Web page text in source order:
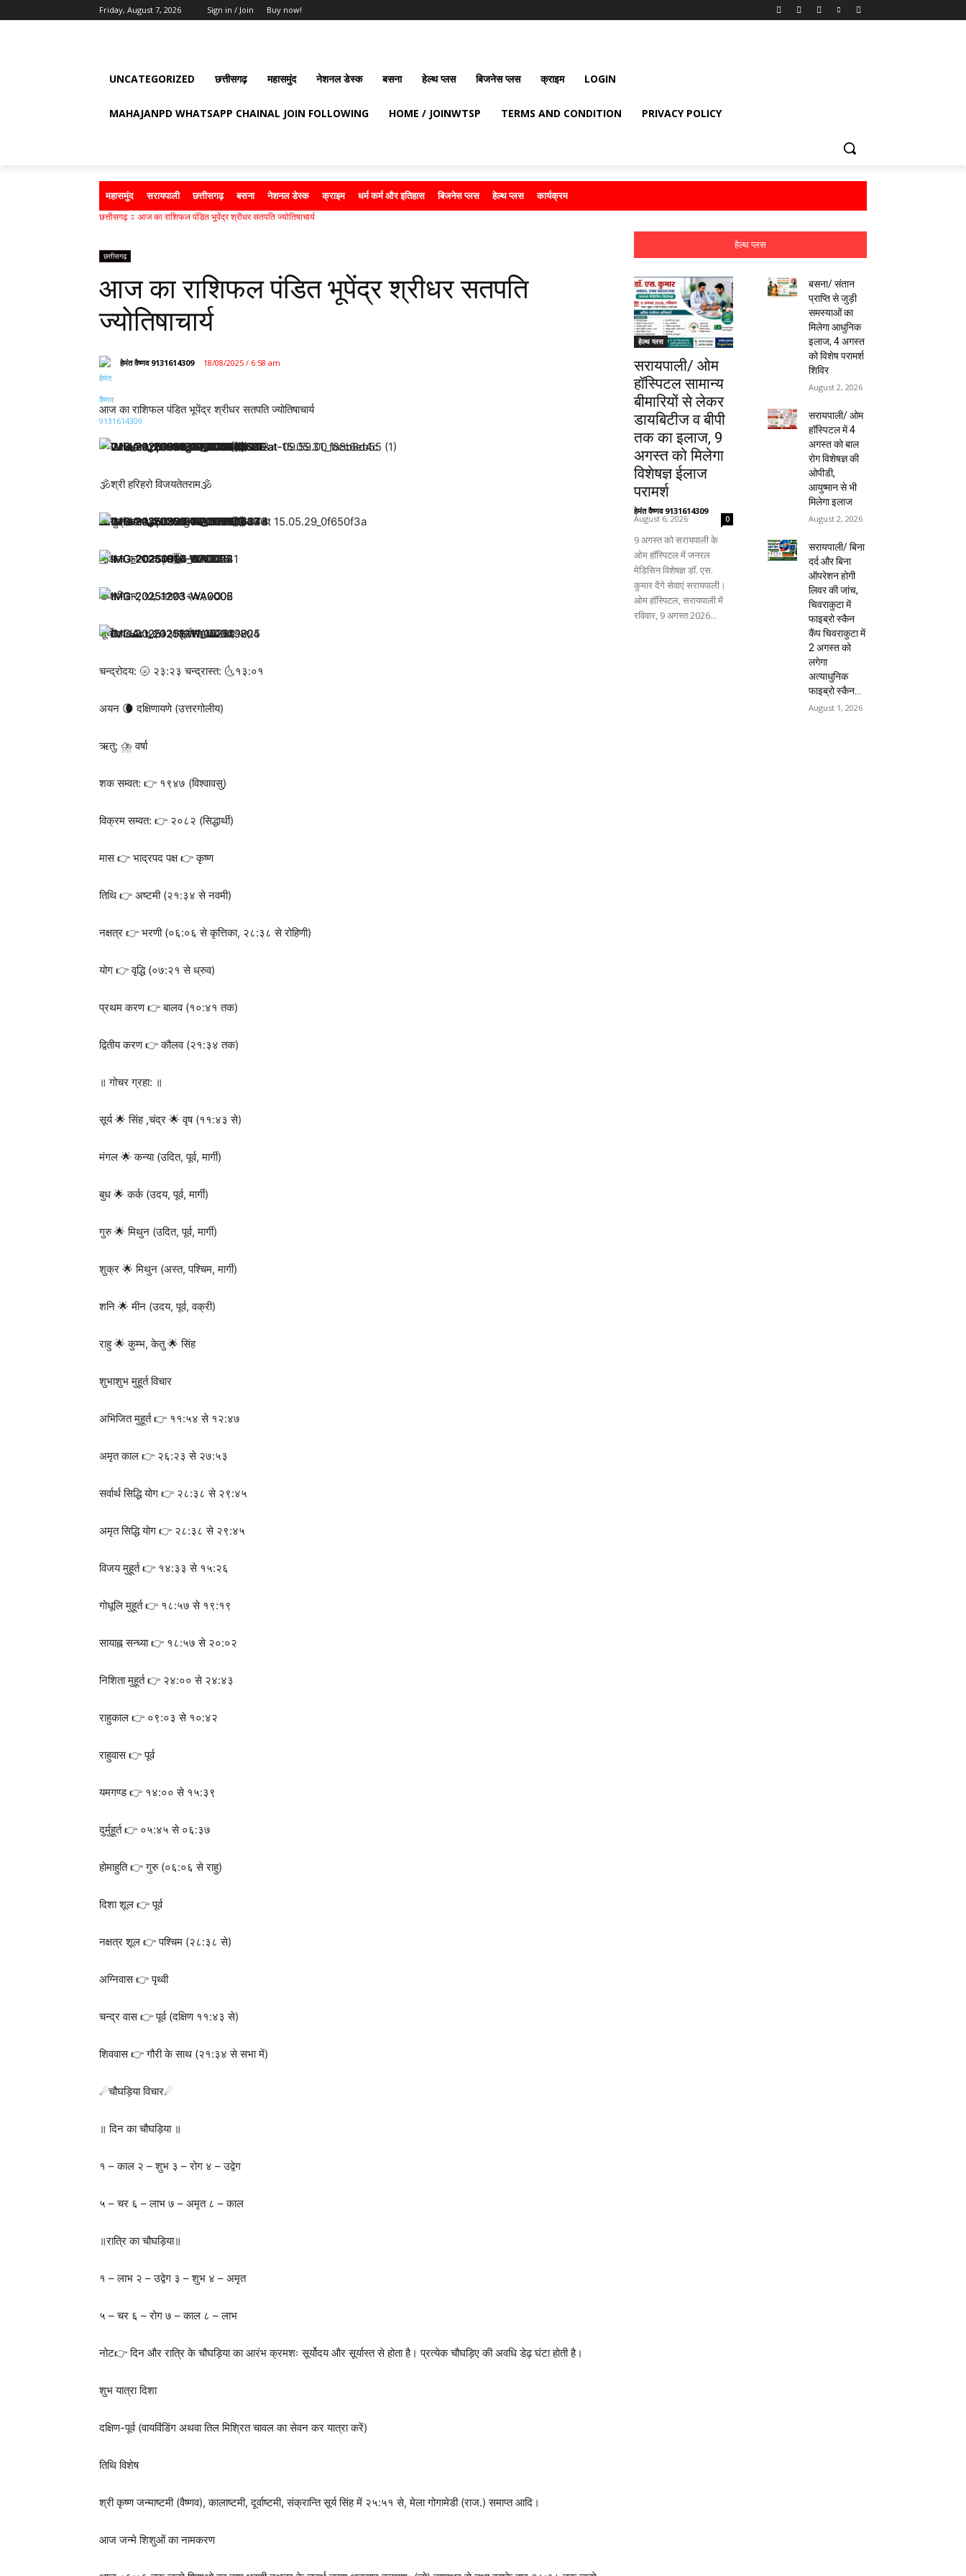
Friday, August 7, 2026 Sign in / Join Buy now!
UNCATEGORIZED छत्तीसगढ़ महासमुंद नेशनल डेस्क बसना हेल्थ प्लस बिजनेस प्लस क्राइम LOGIN
MAHAJANPD WHATSAPP CHAINAL JOIN FOLLOWING HOME / JOINWTSP TERMS AND CONDITION PRIVACY POLICY
महासमुंद सरायपाली छत्तीसगढ़ बसना नेशनल डेस्क क्राइम धर्म कर्म और इतिहास बिजनेस प्लस हेल्थ प्लस कार्यक्रम
छत्तीसगढ़ आज का राशिफल पंडित भूपेंद्र श्रीधर सतपति ज्योतिषाचार्य
छत्तीसगढ़
आज का राशिफल पंडित भूपेंद्र श्रीधर सतपति
ज्योतिषाचार्य
हेमंत वैष्णव 9131614309 18/08/2025 / 6:58 am
आज का राशिफल पंडित भूपेंद्र श्रीधर सतपति ज्योतिषाचार्य
🕉श्री हरिहरो विजयतेतराम🕉
🌄सुप्रभातम🌄
🗓आज का पञ्चाङ्ग🗓
🌻शनिवार, १६ अगस्त २०२५🌻
सूर्योदय: 🌄 ०६:०३ सूर्यास्त: 🌅 ०६:५९
चन्द्रोदय: 🌝 २३:२३ चन्द्रास्त: 🌜१३:०१
अयन 🌘 दक्षिणायणे (उत्तरगोलीय)
ऋतु: ⛈️ वर्षा
शक सम्वत: 👉 १९४७ (विश्वावसु)
विक्रम सम्वत: 👉 २०८२ (सिद्धार्थी)
मास 👉 भाद्रपद पक्ष 👉 कृष्ण
तिथि 👉 अष्टमी (२१:३४ से नवमी)
नक्षत्र 👉 भरणी (०६:०६ से कृत्तिका, २८:३८ से रोहिणी)
योग 👉 वृद्धि (०७:२१ से ध्रुव)
प्रथम करण 👉 बालव (१०:४१ तक)
द्वितीय करण 👉 कौलव (२१:३४ तक)
॥ गोचर ग्रहा: ॥
सूर्य 🌟 सिंह ,चंद्र 🌟 वृष (११:४३ से)
मंगल 🌟 कन्या (उदित, पूर्व, मार्गी)
बुध 🌟 कर्क (उदय, पूर्व, मार्गी)
गुरु 🌟 मिथुन (उदित, पूर्व, मार्गी)
शुक्र 🌟 मिथुन (अस्त, पश्चिम, मार्गी)
शनि 🌟 मीन (उदय, पूर्व, वक्री)
राहु 🌟 कुम्भ, केतु 🌟 सिंह
शुभाशुभ मुहूर्त विचार
अभिजित मुहूर्त 👉 ११:५४ से १२:४७
अमृत काल 👉 २६:२३ से २७:५३
सर्वार्थ सिद्धि योग 👉 २८:३८ से २९:४५
अमृत सिद्धि योग 👉 २८:३८ से २९:४५
विजय मुहूर्त 👉 १४:३३ से १५:२६
गोधूलि मुहूर्त 👉 १८:५७ से १९:१९
सायाह्न सन्ध्या 👉 १८:५७ से २०:०२
निशिता मुहूर्त 👉 २४:०० से २४:४३
राहुकाल 👉 ०९:०३ से १०:४२
राहुवास 👉 पूर्व
यमगण्ड 👉 १४:०० से १५:३९
दुर्मुहूर्त 👉 ०५:४५ से ०६:३७
होमाहुति 👉 गुरु (०६:०६ से राहु)
दिशा शूल 👉 पूर्व
नक्षत्र शूल 👉 पश्चिम (२८:३८ से)
अग्निवास 👉 पृथ्वी
चन्द्र वास 👉 पूर्व (दक्षिण ११:४३ से)
शिववास 👉 गौरी के साथ (२१:३४ से सभा में)
☄चौघड़िया विचार☄
॥ दिन का चौघड़िया ॥
१ – काल २ – शुभ ३ – रोग ४ – उद्वेग
५ – चर ६ – लाभ ७ – अमृत ८ – काल
॥रात्रि का चौघड़िया॥
१ – लाभ २ – उद्वेग ३ – शुभ ४ – अमृत
५ – चर ६ – रोग ७ – काल ८ – लाभ
नोट👉 दिन और रात्रि के चौघड़िया का आरंभ क्रमशः सूर्योदय और सूर्यास्त से होता है। प्रत्येक चौघड़िए की अवधि डेढ़ घंटा होती है।
शुभ यात्रा दिशा
दक्षिण-पूर्व (वायविंडिंग अथवा तिल मिश्रित चावल का सेवन कर यात्रा करें)
तिथि विशेष
श्री कृष्ण जन्माष्टमी (वैष्णव), कालाष्टमी, दूर्वाष्टमी, संक्रान्ति सूर्य सिंह में २५:५१ से, मेला गोगामेडी (राज.) समाप्त आदि।
आज जन्मे शिशुओं का नामकरण
हेल्थ प्लस
हेल्थ प्लस
सरायपाली/ ओम
हॉस्पिटल सामान्य
बीमारियों से लेकर
डायबिटीज व बीपी
तक का इलाज, 9
अगस्त को मिलेगा
विशेषज्ञ ईलाज
परामर्श
हेमंत वैष्णव 9131614309 -
August 6, 2026 0
9 अगस्त को सरायपाली के
ओम हॉस्पिटल में जनरल
मेडिसिन विशेषज्ञ डॉ. एस.
कुमार देंगे सेवाएं सरायपाली।
ओम हॉस्पिटल, सरायपाली में
रविवार, 9 अगस्त 2026...
बसना/ संतान
प्राप्ति से जुड़ी
समस्याओं का
मिलेगा आधुनिक
इलाज, 4 अगस्त
को विशेष परामर्श
शिविर
August 2, 2026
सरायपाली/ ओम
हॉस्पिटल में 4
अगस्त को बाल
रोग विशेषज्ञ की
ओपीडी,
आयुष्मान से भी
मिलेगा इलाज
August 2, 2026
सरायपाली/ बिना
दर्द और बिना
ऑपरेशन होगी
लिवर की जांच,
चिवराकुटा में
फाइब्रो स्कैन
कैंप चिवराकुटा में
2 अगस्त को
लगेगा
अत्याधुनिक
फाइब्रो स्कैन...
August 1, 2026